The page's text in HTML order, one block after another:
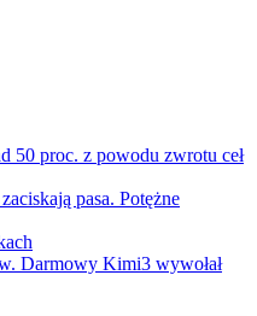
50 proc. z powodu zwrotu ceł
pasa. Potężne
Darmowy Kimi3 wywołał